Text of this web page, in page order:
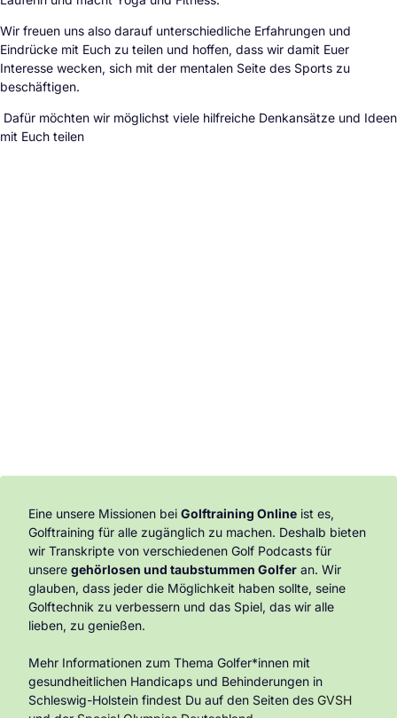
Wir freuen uns also darauf unterschiedliche Erfahrungen und
Eindrücke mit Euch zu teilen und hoffen, dass wir damit Euer
Interesse wecken, sich mit der mentalen Seite des Sports zu
beschäftigen.
Dafür möchten wir möglichst viele hilfreiche Denkansätze und Ideen
mit Euch teilen
Eine unsere Missionen bei Golftraining Online ist es,
Golftraining für alle zugänglich zu machen. Deshalb bieten
wir Transkripte von verschiedenen Golf Podcasts für
unsere gehörlosen und taubstummen Golfer an. Wir
glauben, dass jeder die Möglichkeit haben sollte, seine
Golftechnik zu verbessern und das Spiel, das wir alle
lieben, zu genießen.
Mehr Informationen zum Thema Golfer*innen mit
gesundheitlichen Handicaps und Behinderungen in
Schleswig-Holstein findest Du auf den Seiten des GVSH